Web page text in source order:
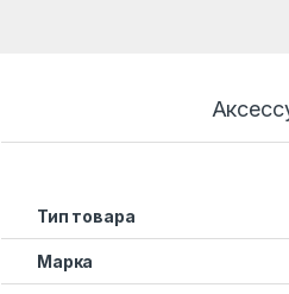
Тип товара
Марка